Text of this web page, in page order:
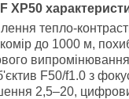
XP50
тепло-
до 1000 м,
F50/f1.0 з
2,5–20,